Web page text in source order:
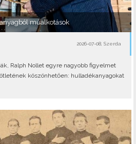
műalkotások
2026-07-08, Szerda
Ralph Nollet egyre nagyobb figyelmet
köszönhetően: hulladékanyagokat